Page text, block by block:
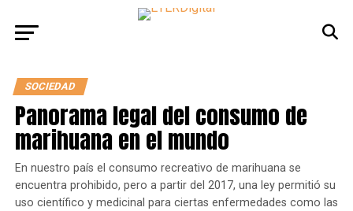
SOCIEDAD
Panorama legal del consumo de
marihuana en el mundo
En nuestro país el consumo recreativo de marihuana se
encuentra prohibido, pero a partir del 2017, una ley permitió su
uso científico y medicinal para ciertas enfermedades como las